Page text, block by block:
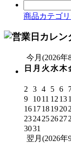
商品カテゴ
今月(2026年
日 月 火 水木
2
3 4 5 6
9
1011 12 13
1617181920
2324252627
3031
翌月(2026年